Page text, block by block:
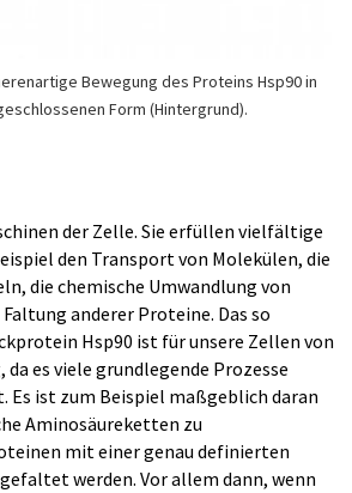
Bewegung des Proteins Hsp90 in
Form (Hintergrund).
der Zelle. Sie erfüllen vielfältige
den Transport von Molekülen, die
die chemische Umwandlung von
anderer Proteine. Das so
Hsp90 ist für unsere Zellen von
es viele grundlegende Prozesse
Es ist zum Beispiel maßgeblich daran
Aminosäureketten zu
mit einer genau definierten
werden. Vor allem dann, wenn